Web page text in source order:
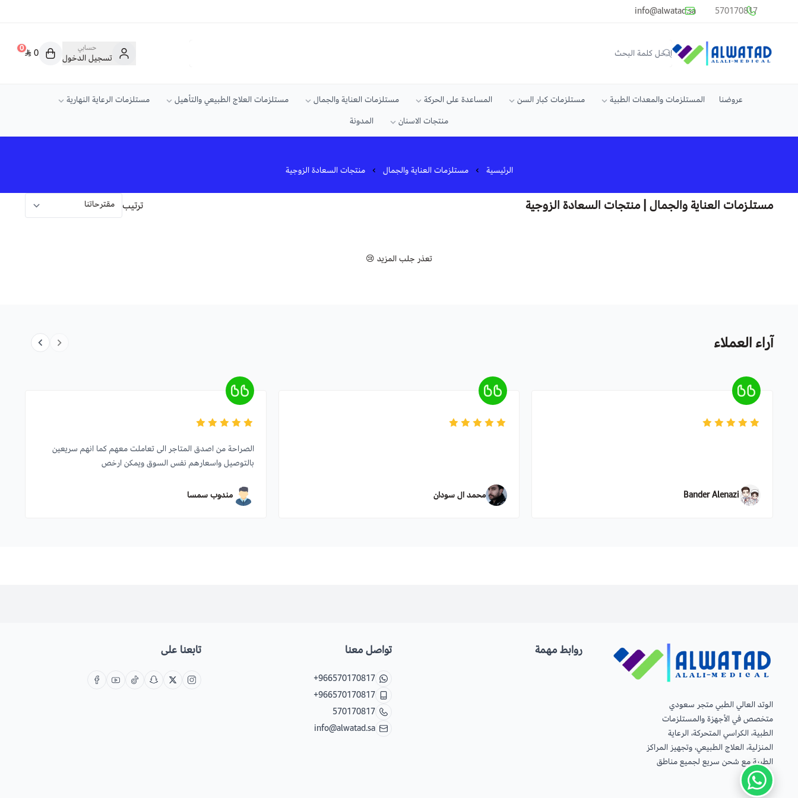
common.titles.skip_to_main_content
570170817
info@alwatad.sa
متجر الوتد العالي الطبي
حسابي
تسجيل الدخول
0 0
عروضنا المستلزمات والمعدات الطبية مستلزمات كبار السن المساعدة على الحركة مستلزمات العناية والجمال مستلزمات العلاج الطبيعي والتأهيل
مستلزمات الرعاية النهارية
منتجات الاسنان
المدونة
الرئيسية مستلزمات العناية والجمال منتجات السعادة الزوجية
مستلزمات العناية والجمال | منتجات السعادة الزوجية ترتيب
تعذر جلب المزيد 😢
آراء العملاء
Bander Alenazi محمد ال سودان
الصراحة من اصدق المتاجر الى تعاملت معهم كما انهم سريعين
بالتوصيل واسعارهم نفس السوق ويمكن ارخص
مندوب سمسا
الوتد العالي الطبي متجر سعودي
متخصص في الأجهزة والمستلزمات
الطبية، الكراسي المتحركة، الرعاية
المنزلية، العلاج الطبيعي، وتجهيز المراكز
الطبية مع شحن سريع لجميع مناطق
المملكة.
روابط مهمة تواصل معنا
+966570170817
+966570170817
570170817
info@alwatad.sa
تابعنا على